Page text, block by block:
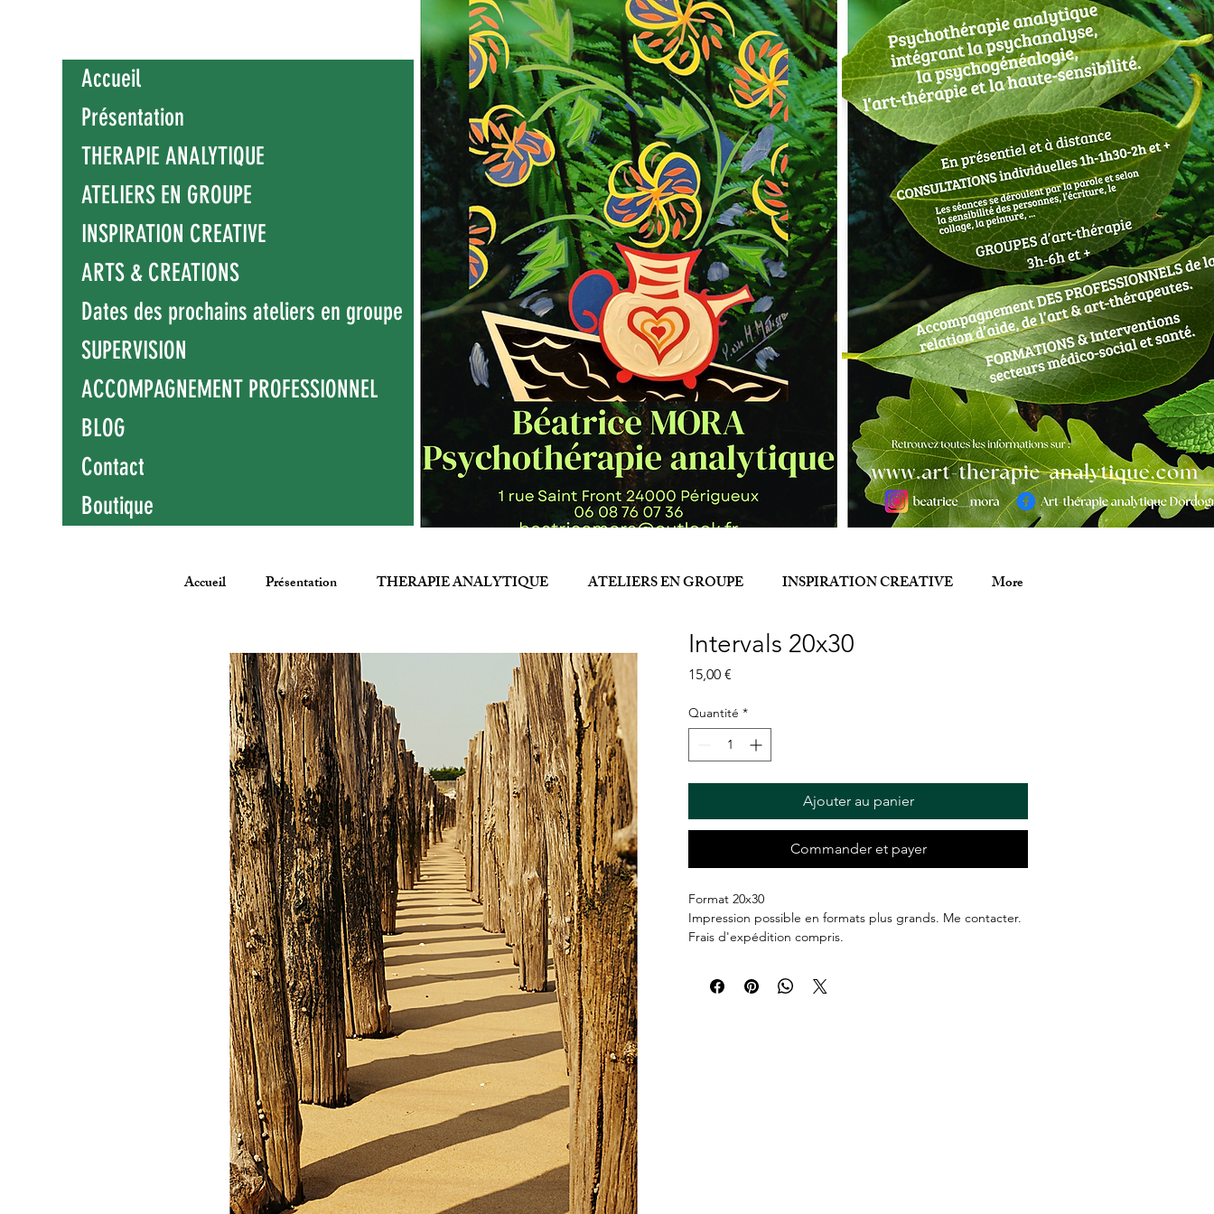
Accueil
Présentation
THERAPIE ANALYTIQUE
ATELIERS EN GROUPE
INSPIRATION CREATIVE
ARTS & CREATIONS
Dates des prochains ateliers en groupe
SUPERVISION
ACCOMPAGNEMENT PROFESSIONNEL
BLOG
Contact
Boutique
Intervals 20x30
15,00 €
Quantité *
Ajouter au panier
Commander et payer
Format 20x30
Impression possible en formats plus grands. Me contacter.
Frais d'expédition compris.
Accueil Présentation THERAPIE ANALYTIQUE ATELIERS EN GROUPE INSPIRATION CREATIVE More